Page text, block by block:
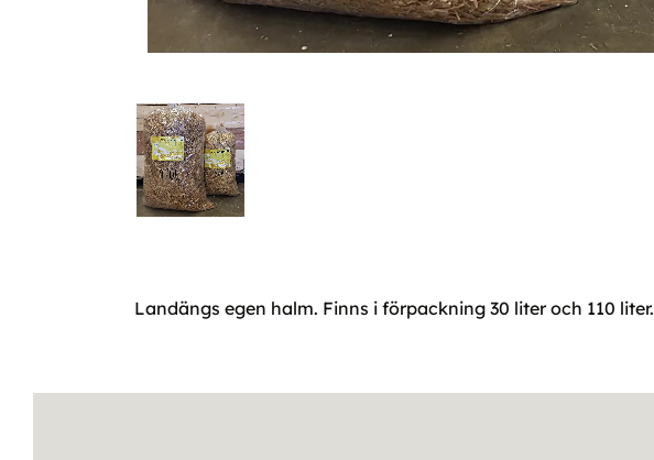
Landängs egen halm. Finns i förpackning 30 liter och 110 liter.